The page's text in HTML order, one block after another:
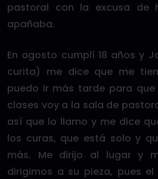
pastoral con la excusa de
apañaba.
En agosto cumplí 18 años y
curita) me dice que me
puedo ir más tarde para
clases voy a la sala de
así que lo llamo y me dice
los curas, que está solo y
más. Me dirijo al lugar y
dirigimos a su pieza, pues